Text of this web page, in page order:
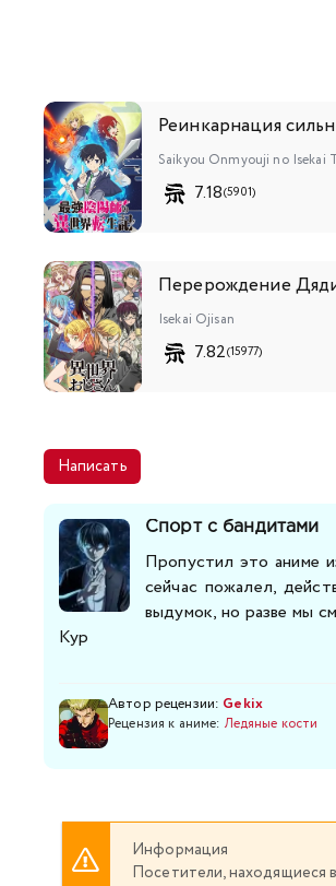
Saikyou Onmyouji no Isekai
7.18(5901)
Перерождение
Isekai Ojisan
7.82(15977)
Написать
Спорт с бандитами
Пропустил это аниме
сейчас пожалел,
выдумок, но разве мы
Кур
Автор рецензии: Gekix
Рецензия к аниме: Ледяные кости
Информация
Посетители, находящиеся